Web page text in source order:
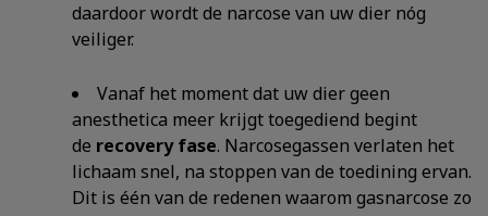
daardoor wordt de narcose van uw dier nóg
veiliger.
Vanaf het moment dat uw dier geen
anesthetica meer krijgt toegediend begint
de recovery fase. Narcosegassen verlaten het
lichaam snel, na stoppen van de toedining ervan.
Dit is één van de redenen waarom gasnarcose zo